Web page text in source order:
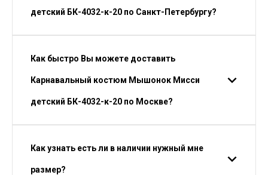
детский БК-4032-к-20 по Санкт-Петербургу?
Как быстро Вы можете доставить
Карнавальный костюм Мышонок Мисси
детский БК-4032-к-20 по Москве?
Как узнать есть ли в наличии нужный мне
размер?